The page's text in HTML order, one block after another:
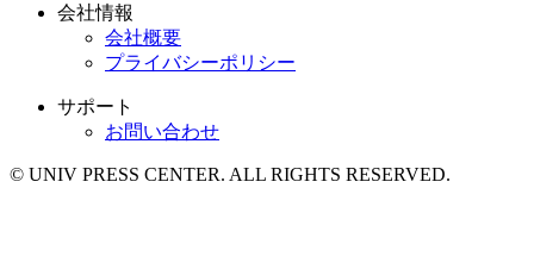
会社情報
会社概要
プライバシーポリシー
サポート
お問い合わせ
© UNIV PRESS CENTER. ALL RIGHTS RESERVED.